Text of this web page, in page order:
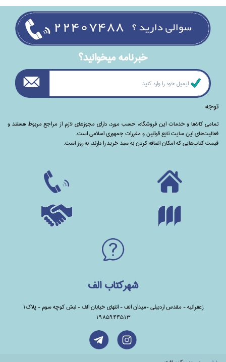
خبرنامه ميخوانيد؟
توجه
تمامی‌ کالاها و خدمات این فروشگاه، حسب مورد،‌ دارای مجوزهای لازم از مراجع مربوط هستند ‌و‌‌
فعالیت‌های این سایت تابع قوانین و مقررات جمهوری اسلامی است.
قیمت کتاب‌هایی که امکان اضافه کردن به سبد خرید را دارند،‌ به روز است.
شهرکتاب الف
زعفرانیه - مقدس اردبیلی -میدان الف - انتهای خیابان الف - نبش کوچه سوم - پلاک1
1985944513